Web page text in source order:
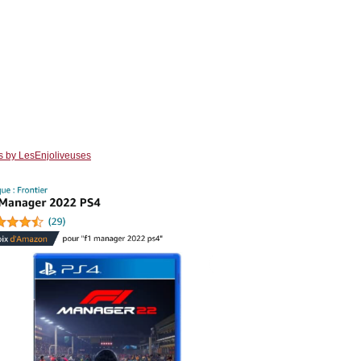
by LesEnjoliveuses